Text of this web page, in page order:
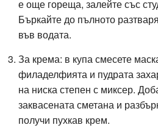
е още гореща, залейте със
Бъркайте до пълното
във водата.
За крема: в купа смесете
филаделфията и пудрата
на ниска степен с миксер.
заквасената сметана и
получи пухкав крем.